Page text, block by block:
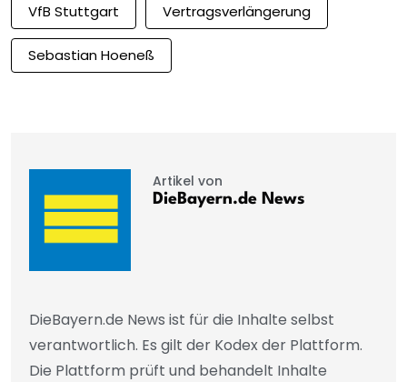
VfB Stuttgart Vertragsverlängerung
Sebastian Hoeneß
Artikel von
DieBayern.de News
DieBayern.de News ist für die Inhalte selbst
verantwortlich. Es gilt der Kodex der Plattform.
Die Plattform prüft und behandelt Inhalte